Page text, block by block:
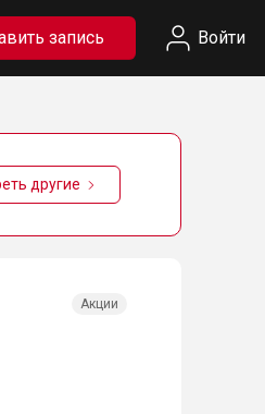
запись Войти
другие
Акции